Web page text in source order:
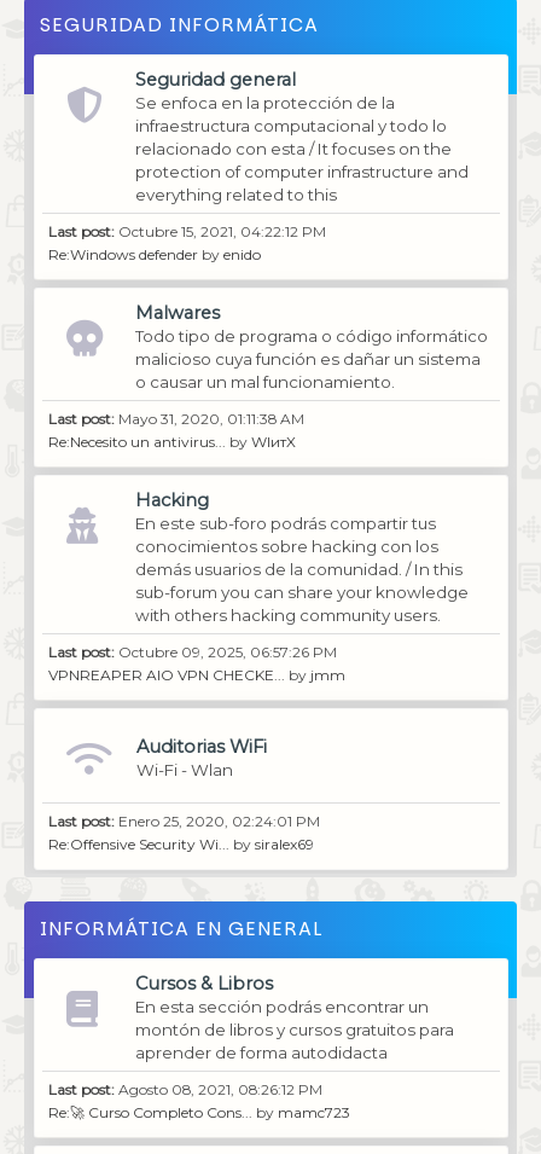
SEGURIDAD INFORMÁTICA
Seguridad general
Se enfoca en la protección de la
infraestructura computacional y todo lo
relacionado con esta / It focuses on the
protection of computer infrastructure and
everything related to this
Last post: Octubre 15, 2021, 04:22:12 PM
Re:Windows defenderby enido
Malwares
Todo tipo de programa o código informático
malicioso cuya función es dañar un sistema
o causar un mal funcionamiento.
Last post: Mayo 31, 2020, 01:11:38 AM
Re:Necesito un antivirus...
by WIитX
Hacking
En este sub-foro podrás compartir tus
conocimientos sobre hacking con los
demás usuarios de la comunidad. / In this
sub-forum you can share your knowledge
with others hacking community users.
Last post: Octubre 09, 2025, 06:57:26 PM
VPNREAPER AIO VPN CHECKE...
by jmm
Auditorias WiFi
Wi-Fi - Wlan
Last post: Enero 25, 2020, 02:24:01 PM
Re:Offensive Security Wi...
by siralex69
INFORMÁTICA EN GENERAL
Cursos & Libros
En esta sección podrás encontrar un
montón de libros y cursos gratuitos para
aprender de forma autodidacta
Last post: Agosto 08, 2021, 08:26:12 PM
Re:🚀 Curso Completo Cons...
by mamc723